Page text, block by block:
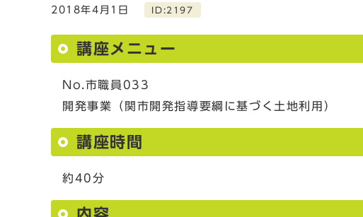
2018年4月1日 ID:2197
講座メニュー
No.市職員033
開発事業（関市開発指導要綱に基づく土地利用）
講座時間
約40分